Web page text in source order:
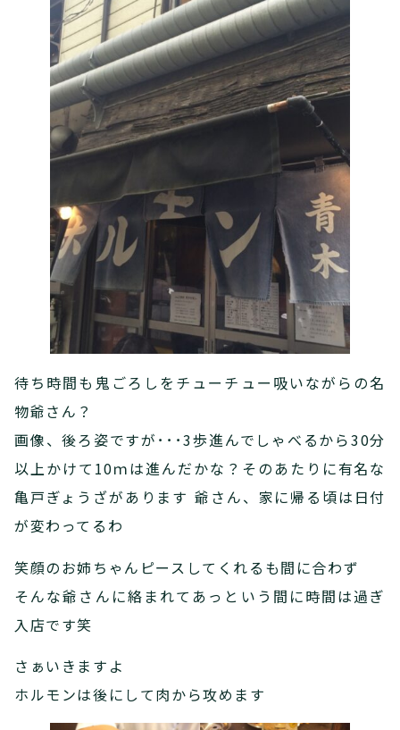
待ち時間も鬼ごろしをチューチュー吸いながらの名
物爺さん？
画像、後ろ姿ですが･･･3歩進んでしゃべるから30分
以上かけて10ｍは進んだかな？そのあたりに有名な
亀戸ぎょうざがあります 爺さん、家に帰る頃は日付
が変わってるわ
笑顔のお姉ちゃんピースしてくれるも間に合わず
そんな爺さんに絡まれてあっという間に時間は過ぎ
入店です笑
さぁいきますよ
ホルモンは後にして肉から攻めます